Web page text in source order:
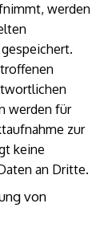
werden
werden für
zur
keine
an Dritte.
von